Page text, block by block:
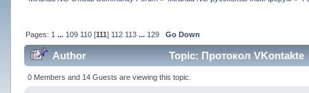
Pages: 1 ... 109 110[111] 112 113 ... 129 Go Down
Author Topic: Протокол VKontakte
0 Members and 14 Guests are viewing this topic.